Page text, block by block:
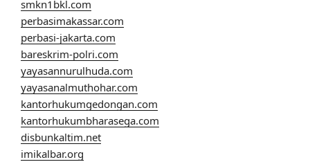
smkn1bkl.com
perbasimakassar.com
perbasi-jakarta.com
bareskrim-polri.com
yayasannurulhuda.com
yayasanalmuthohar.com
kantorhukumgedongan.com
kantorhukumbharasega.com
disbunkaltim.net
imikalbar.org